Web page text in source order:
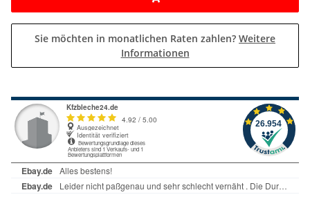
Sie möchten in monatlichen Raten zahlen? Weitere
Informationen